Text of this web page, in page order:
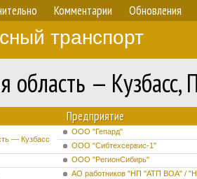
Комментарии Обновления
транспорт
область —
Предприятие
— Кузбасс
ООО "Гепард"
ООО "Сибтехсервис-1"
ООО "РегионСибирь"
АО работников "НП "АТП ВОА" /